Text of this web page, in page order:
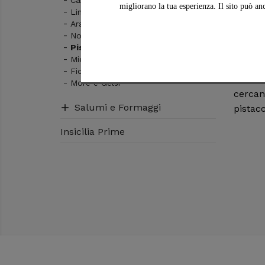
migliorano la tua esperienza. Il sito può
Limone
Arancia e Mandarino
Nocciola
Pistacchio
Miele
Fichi & Fico d'India
More e Gelsi
Salumi e Formaggi

Insicilia Prime
di
di